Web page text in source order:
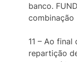
banco.
combinação
11 – Ao
repartição